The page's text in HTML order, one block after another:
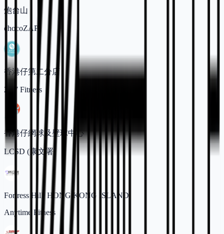
炮台山
chocoZAP
香港仔第二分店
24/7 Fitness
香港仔網球及壁球中心
LCSD (康文署)
Fortress Hill, HONG KONG ISLAND
Anytime Fitness